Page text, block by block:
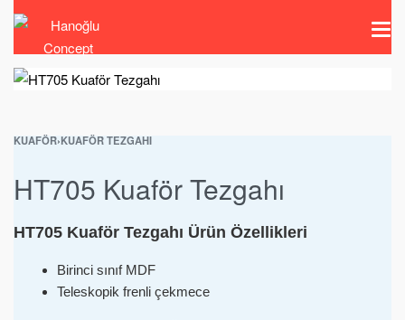
KUAFÖR›KUAFÖR TEZGAHI
HT705 Kuaför Tezgahı
HT705 Kuaför Tezgahı Ürün Özellikleri
Birinci sınıf MDF
Teleskopik frenli çekmece